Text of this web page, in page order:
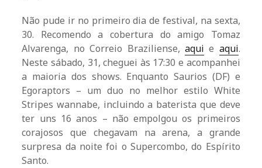
Não pude ir no primeiro dia de festival, na sexta,
30. Recomendo a cobertura do amigo Tomaz
Alvarenga, no Correio Braziliense, aqui e aqui.
Neste sábado, 31, cheguei às 17:30 e acompanhei
a maioria dos shows. Enquanto Saurios (DF) e
Egoraptors – um duo no melhor estilo White
Stripes wannabe, incluindo a baterista que deve
ter uns 16 anos – não empolgou os primeiros
corajosos que chegavam na arena, a grande
surpresa da noite foi o Supercombo, do Espírito
Santo.